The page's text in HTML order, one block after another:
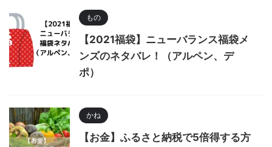
もの
【2021福袋】ニューバランス福袋メ
ンズのネタバレ！（アルペン、デ
ポ）
かね
【お金】ふるさと納税で5倍得する方